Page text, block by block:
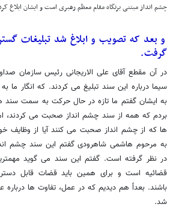
چشم انداز مبتنی برنگاه مقام معظم رهبری است و ایشان ابلاغ
و بعد که تصویب و ابلاغ شد تبلیغات
گرفت.
در آن مقطع آقای علی الاریجانی رئیس سازمان
سیما درباره این سند تبلیغ می کردند. که انگار
به ایشان گفتم ما تازه در حال حرکت به سمت
بردم که همه از سند چشم انداز صحبت می کردند،
ها که از چشم انداز صحبت می کنند آیا از وظایف
به مرحوم هاشمی شاهرودی گفتم این سند چشم
در نظر گرفته است. گفتم این سند می گوید
قضائیه است و برای همین باید قضات قابل
باشند. بعداً هم دیدیم که در عمل، تفاوت ها
شد.